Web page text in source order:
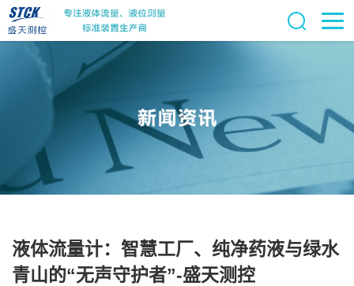
液体流量计：智慧工厂、纯净药液与绿水
青山的“无声守护者”-盛天测控